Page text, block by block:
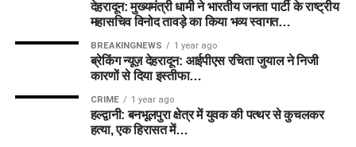
अस्वीकरण (Disclaimer): फैंटेसी स्पोर्ट्स में वित्तीय जोखिम शामिल है।
कृपया अपनी जिम्मेदारी और जोखिम पर खेलें।
Bowler
Bowler
Budget Picks
कम क्रेडिट में शानदार विकल्प।
देहरादून: मुख्यमंत्री धामी ने भारतीय जनता पार्टी के राष्ट्रीय
महासचिव विनोद तावड़े का किया भव्य स्वागत…
BREAKINGNEWS 1 year ago
ब्रेकिंग न्यूज़ देहरादून: आईपीएस रचिता जुयाल ने निजी
कारणों से दिया इस्तीफा…
CRIME 1 year ago
हल्द्वानी: बनभूलपुरा क्षेत्र में युवक की पत्थर से कुचलकर
हत्या, एक हिरासत में…